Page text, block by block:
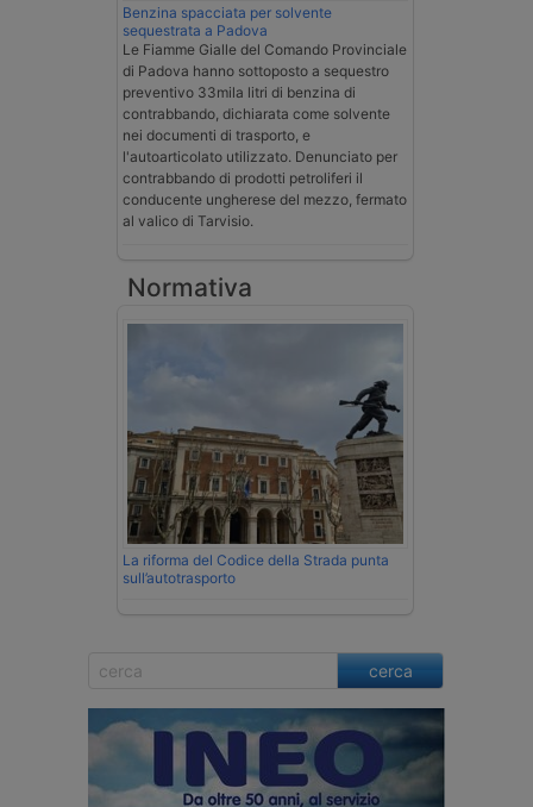
Benzina spacciata per solvente
sequestrata a Padova
Le Fiamme Gialle del Comando Provinciale
di Padova hanno sottoposto a sequestro
preventivo 33mila litri di benzina di
contrabbando, dichiarata come solvente
nei documenti di trasporto, e
l'autoarticolato utilizzato. Denunciato per
contrabbando di prodotti petroliferi il
conducente ungherese del mezzo, fermato
al valico di Tarvisio.
Normativa
La riforma del Codice della Strada punta
sull’autotrasporto
cerca